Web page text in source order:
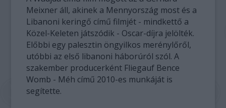
Meixner áll, akinek a Mennyország most és a
Libanoni keringő című filmjét - mindkettő a
Közel-Keleten játszódik - Oscar-díjra jelölték.
Előbbi egy palesztin öngyilkos merénylőről,
utóbbi az első libanoni háborúról szól. A
szakember producerként Fliegauf Bence
Womb - Méh című 2010-es munkáját is
segítette.